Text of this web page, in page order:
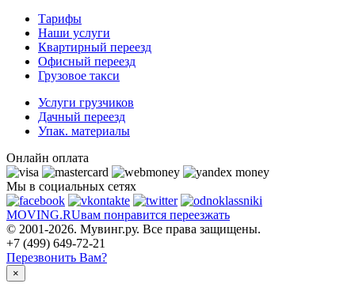
Тарифы
Наши услуги
Квартирный переезд
Офисный переезд
Грузовое такси
Услуги грузчиков
Дачный переезд
Упак. материалы
Онлайн оплата
Мы в социальных сетях
MOVING.RUвам понравится переезжать
© 2001-2026. Мувинг.ру. Все права защищены.
+7 (499) 649-72-21
Перезвонить Вам?
×